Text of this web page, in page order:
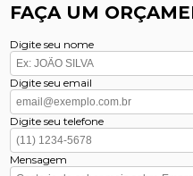
FAÇA UM
Digite seu nome
Digite seu email
Digite seu telefone
Mensagem